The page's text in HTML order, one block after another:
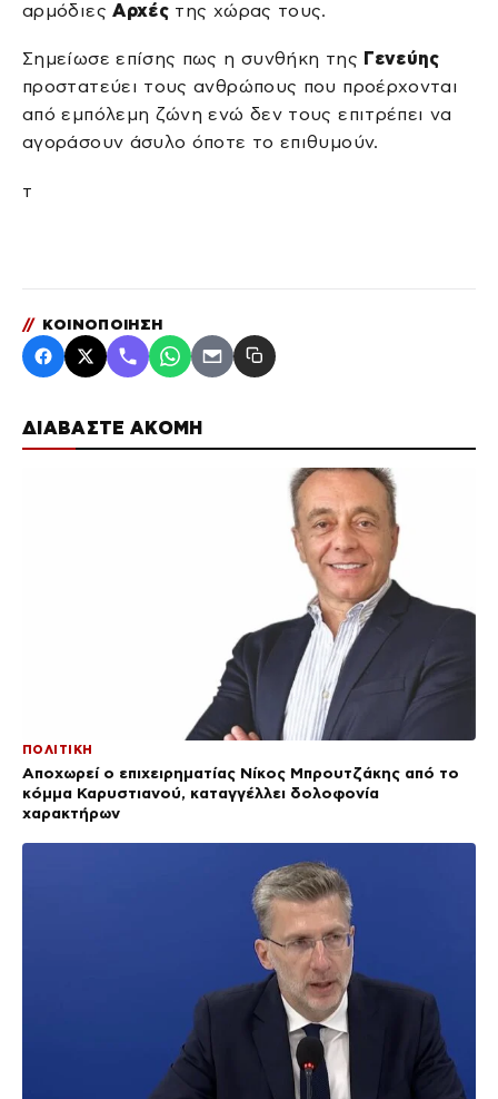
ΔΙΑΒΑΣΤΕ ΑΚΟΜΗ
ΠΟΛΙΤΙΚΗ
Αποχωρεί ο επιχειρηματίας Νίκος Μπρουτζάκης από το
κόμμα Καρυστιανού, καταγγέλλει δολοφονία
χαρακτήρων
αρμόδιεςΑρχές της χώρας τους.
Σημείωσε επίσης πως η συνθήκη της Γενεύης
προστατεύει τους ανθρώπους που προέρχονται
από εμπόλεμη ζώνη ενώ δεν τους επιτρέπει να
αγοράσουν άσυλο όποτε το επιθυμούν.
τ
// ΚΟΙΝΟΠΟΙΗΣΗ